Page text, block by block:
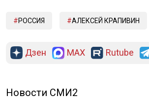
РОССИЯ АЛЕКСЕЙ КРАПИВИН
Дзен MAX Rutube
Новости СМИ2